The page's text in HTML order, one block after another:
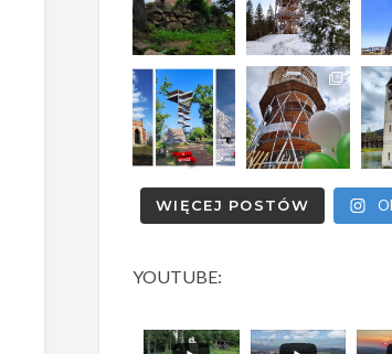
WIĘCEJ POSTÓW
YOUTUBE: